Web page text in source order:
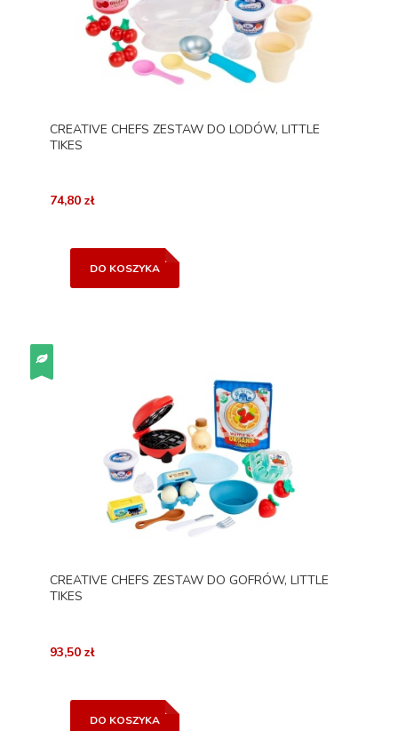
CREATIVE CHEFS ZESTAW DO LODÓW, LITTLE
TIKES
74,80 zł
DO KOSZYKA
CREATIVE CHEFS ZESTAW DO GOFRÓW, LITTLE
TIKES
93,50 zł
DO KOSZYKA